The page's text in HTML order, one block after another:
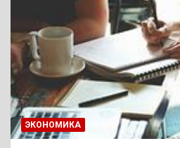
ЭКОНОМИКА